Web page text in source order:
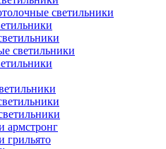
светильники
светильники
армстронг
грильято